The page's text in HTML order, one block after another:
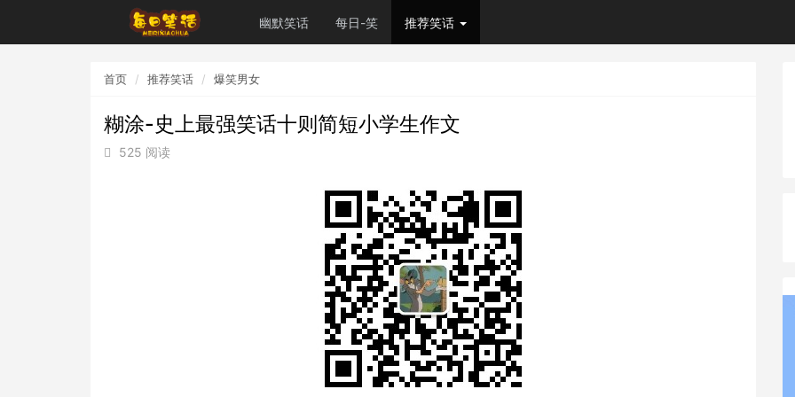
幽默笑话 每日-笑 推荐笑话
首页 推荐笑话 爆笑男女
糊涂-史上最强笑话十则简短小学生作文
525 阅读